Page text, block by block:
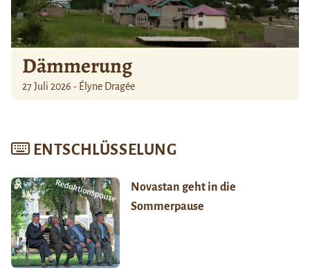
Dämmerung
27 Juli 2026 - Élyne Dragée
ENTSCHLÜSSELUNG
Novastan geht in die
Sommerpause